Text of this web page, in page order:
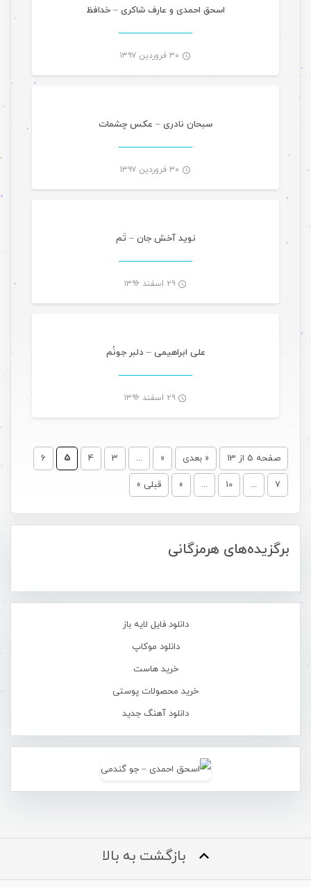
برگزیده‌های هرمزگانی
دانلود فایل لایه باز
دانلود موکاپ
خرید هاست
خرید محصولات پوستی
دانلود آهنگ جدید
اسحق احمدی و عارف شاکری – خدافظ
۳۰ فروردین ۱۳۹۷
سبحان نادری – عکس چشمات
۳۰ فروردین ۱۳۹۷
نوید آخش جان – تَم
۲۹ اسفند ۱۳۹۶
علی ابراهیمی – دلبر جونُم
۲۹ اسفند ۱۳۹۶
صفحه 5 از 13 « بعدی «
...
3
4
5
6
7
...
10
...
» قبلی »
بازگشت به بالا